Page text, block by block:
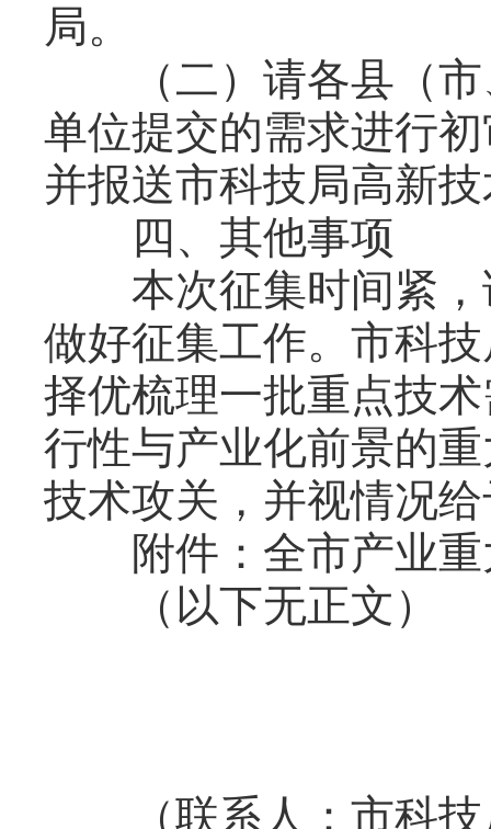
局。
（二）请各县（市
单位提交的需求进行
并报送市科技局高新
四、其他事项
本次征集时间紧，
做好征集工作。市科
择优梳理一批重点技
行性与产业化前景的
技术攻关，并视情况
附件：全市产业重
（以
（联系人：市科技